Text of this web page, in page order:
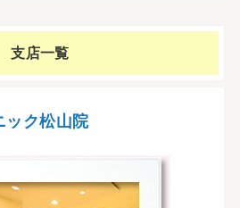
支店一覧
ック松山院